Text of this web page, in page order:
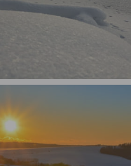
am Stausee 3